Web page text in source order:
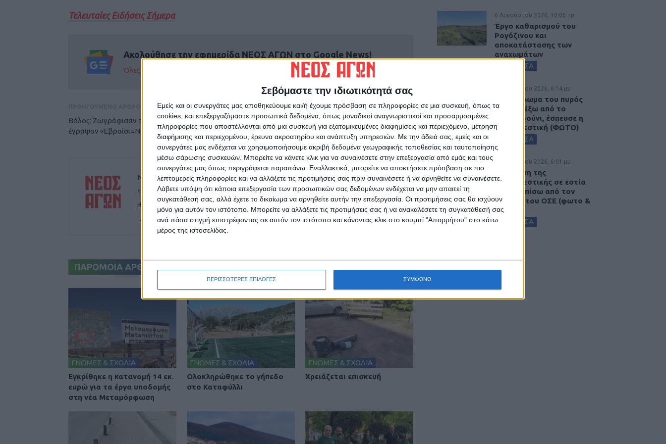
Σεβόμαστε την ιδιωτικότητά σας
Εμείς και οι συνεργάτες μας αποθηκεύουμε και/ή έχουμε πρόσβαση σε πληροφορίες σε μια συσκευή, όπως τα
cookies, και επεξεργαζόμαστε προσωπικά δεδομένα, όπως μοναδικοί αναγνωριστικοί και προσαρμοσμένες
πληροφορίες που αποστέλλονται από μια συσκευή για εξατομικευμένες διαφημίσεις και περιεχόμενο, μέτρηση
διαφήμισης και περιεχομένου, έρευνα ακροατηρίου και ανάπτυξη υπηρεσιών. Με την άδειά σας, εμείς και οι
συνεργάτες μας ενδέχεται να χρησιμοποιήσουμε ακριβή δεδομένα γεωγραφικής τοποθεσίας και ταυτοποίησης
μέσω σάρωσης συσκευών. Μπορείτε να κάνετε κλικ για να συναινέσετε στην επεξεργασία από εμάς και τους
συνεργάτες μας όπως περιγράφεται παραπάνω. Εναλλακτικά, μπορείτε να αποκτήσετε πρόσβαση σε πιο
λεπτομερείς πληροφορίες και να αλλάξετε τις προτιμήσεις σας πριν συναινέσετε ή να αρνηθείτε να συναινέσετε.
Λάβετε υπόψη ότι κάποια επεξεργασία των προσωπικών σας δεδομένων ενδέχεται να μην απαιτεί τη
συγκατάθεσή σας, αλλά έχετε το δικαίωμα να αρνηθείτε αυτήν την επεξεργασία. Οι προτιμήσεις σας θα ισχύουν
μόνο για αυτόν τον ιστότοπο. Μπορείτε να αλλάξετε τις προτιμήσεις σας ή να ανακαλέσετε τη συγκατάθεσή σας
ανά πάσα στιγμή επιστρέφοντας σε αυτόν τον ιστότοπο και κάνοντας κλικ στο κουμπί "Απορρήτου" στο κάτω
μέρος της ιστοσελίδας.
ΠΕΡΙΣΣΟΤΕΡΕΣ ΕΠΙΛΟΓΕΣ ΣΥΜΦΩΝΩ
Τελευταίες Ειδήσεις Σήμερα
Ακολούθησε την εφημερίδα ΝΕΟΣ ΑΓΩΝ στο Google News!
Όλες οι εξελίξεις στην περιοχή της Καρδίτσας και ευρύτερα της Θεσσαλίας
Βόλος: Ζωγράφισαν τη σβάστικα σε σπίτι και
έγραψαν «Εβραίοι=Ναζί»!
ΕΠΟΜΕΝΟ ΑΡΘΡΟ
Εκτίμηση του διαμορφωθέντος σκηνικού στο
τοπικό εμπόριο
ΝΕΟΣ ΑΓΩΝ
https://neosagon.gr
Η Αρχαιότερη Καθημερινή Πρωινή Εφημερίδα της Καρδίτσας
ΠΑΡΟΜΟΙΑ ΑΡΘΡΑ
ΓΝΩΜΕΣ & ΣΧΟΛΙΑ
Εγκρίθηκε η κατανομή 14 εκ.
ευρώ για τα έργα υποδομής
στη νέα Μεταμόρφωση
ΓΝΩΜΕΣ & ΣΧΟΛΙΑ
Ολοκληρώθηκε το γήπεδο
στο Καταφύλλι
ΓΝΩΜΕΣ & ΣΧΟΛΙΑ
Χρειάζεται επισκευή
6 Αυγούστου 2026, 10:06 πμ
Έργο καθαρισμού του
Ρογόζινου και
αποκατάστασης των
αναχωμάτων
ΚΑΡΔΙΤΣΑ
5 Αυγούστου 2026, 6:14 μμ
Παρανάλωμα του πυρός
έγινε ΙΧ έξω από το
Μορφοβούνι, έσπευσε η
Πυροσβεστική (ΦΩΤΟ)
ΚΑΡΔΙΤΣΑ
5 Αυγούστου 2026, 6:01 μμ
Επέμβαση της
Πυροσβεστικής σε εστία
φωτιάς πίσω από τον
σταθμό του ΟΣΕ (φωτο &
βιντεο)
ΚΑΡΔΙΤΣΑ